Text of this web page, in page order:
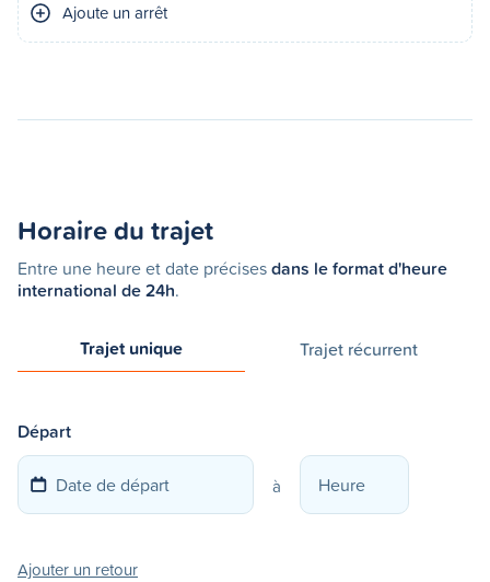
Ajoute un arrêt
Horaire du trajet
Entre une heure et date précisesdans le format d'heure
international de 24h.
Trajet unique Trajet récurrent
Départ
à
Ajouter un retour